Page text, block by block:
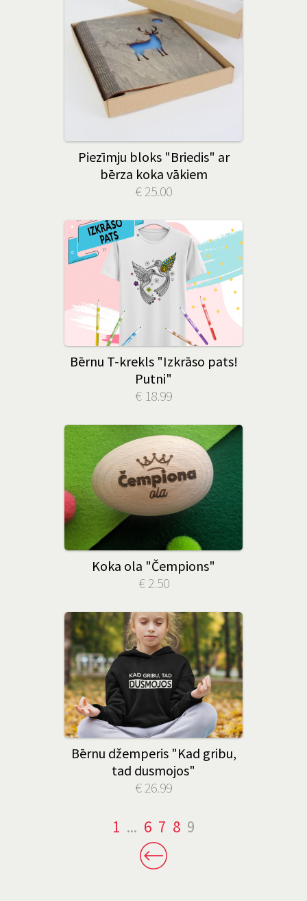
Piezīmju bloks "Briedis" ar
bērza koka vākiem
€ 25.00
Bērnu T-krekls "Izkrāso pats!
Putni"
€ 18.99
Koka ola "Čempions"
€ 2.50
Bērnu džemperis "Kad gribu,
tad dusmojos"
€ 26.99
1 ... 6 7 8 9